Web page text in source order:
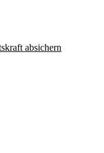
absichern